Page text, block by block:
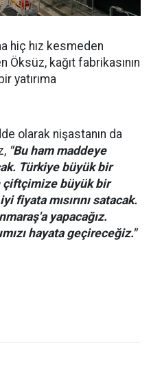
hiç hız kesmeden
Öksüz, kağıt fabrikasının
yatırıma
olarak nişastanın da
"Bu ham maddeye
Türkiye büyük bir
çiftçimize büyük bir
fiyata mısırını satacak.
yapacağız.
hayata geçireceğiz."